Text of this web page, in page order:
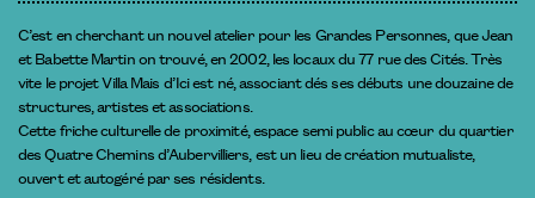
C’est en cherchant un nouvel atelier pour les Grandes Personnes, que Jean
et Babette Martin on trouvé, en 2002, les locaux du 77 rue des Cités. Très
vite le projet Villa Mais d’Ici est né, associant dés ses débuts une douzaine de
structures, artistes et associations.
Cette friche culturelle de proximité, espace semi public au cœur du quartier
des Quatre Chemins d’Aubervilliers, est un lieu de création mutualiste,
ouvert et autogéré par ses résidents.